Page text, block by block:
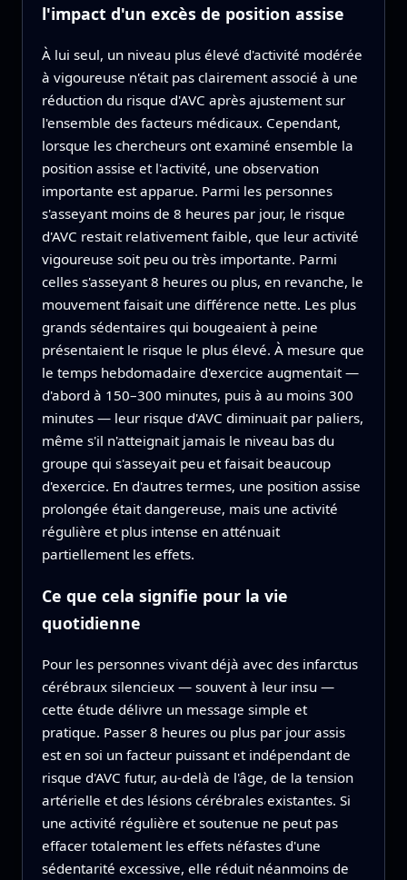
l'impact d'un excès de position assise
À lui seul, un niveau plus élevé d'activité modérée
à vigoureuse n'était pas clairement associé à une
réduction du risque d'AVC après ajustement sur
l'ensemble des facteurs médicaux. Cependant,
lorsque les chercheurs ont examiné ensemble la
position assise et l'activité, une observation
importante est apparue. Parmi les personnes
s'asseyant moins de 8 heures par jour, le risque
d'AVC restait relativement faible, que leur activité
vigoureuse soit peu ou très importante. Parmi
celles s'asseyant 8 heures ou plus, en revanche, le
mouvement faisait une différence nette. Les plus
grands sédentaires qui bougeaient à peine
présentaient le risque le plus élevé. À mesure que
le temps hebdomadaire d'exercice augmentait —
d'abord à 150–300 minutes, puis à au moins 300
minutes — leur risque d'AVC diminuait par paliers,
même s'il n'atteignait jamais le niveau bas du
groupe qui s'asseyait peu et faisait beaucoup
d'exercice. En d'autres termes, une position assise
prolongée était dangereuse, mais une activité
régulière et plus intense en atténuait
partiellement les effets.
Ce que cela signifie pour la vie
quotidienne
Pour les personnes vivant déjà avec des infarctus
cérébraux silencieux — souvent à leur insu —
cette étude délivre un message simple et
pratique. Passer 8 heures ou plus par jour assis
est en soi un facteur puissant et indépendant de
risque d'AVC futur, au-delà de l'âge, de la tension
artérielle et des lésions cérébrales existantes. Si
une activité régulière et soutenue ne peut pas
effacer totalement les effets néfastes d'une
sédentarité excessive, elle réduit néanmoins de